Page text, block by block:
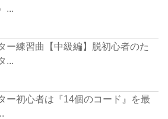
...
ー練習曲【中級編】脱初心者のた
...
ー初心者は『14個のコード』を最